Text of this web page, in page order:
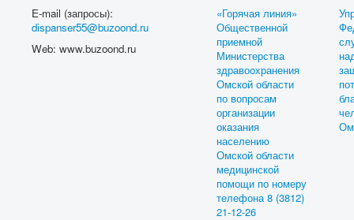
E-mail (запросы):
dispanser55@buzoond.ru
Web: www.buzoond.ru
«Горячая линия»
Общественной
приемной
Министерства
здравоохранения
Омской области
по вопросам
организации
оказания
населению
Омской области
медицинской
помощи по номеру
телефона 8 (3812)
21-12-26